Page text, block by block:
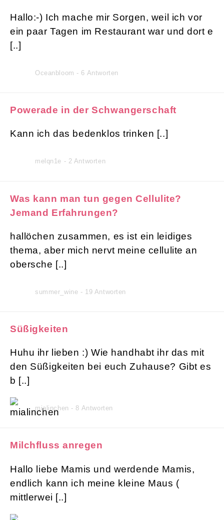
Hallo:-) Ich mache mir Sorgen, weil ich vor
ein paar Tagen im Restaurant war und dort e
[..]
Oceanbloom - 6 Antworten
Powerade in der Schwangerschaft
Kann ich das bedenklos trinken [..]
melqn1e - 2 Antworten
Was kann man tun gegen Cellulite?
Jemand Erfahrungen?
hallöchen zusammen, es ist ein leidiges
thema, aber mich nervt meine cellulite an
obersche [..]
summer_wine - 19 Antworten
Süßigkeiten
Huhu ihr lieben :) Wie handhabt ihr das mit
den Süßigkeiten bei euch Zuhause? Gibt es
b [..]
mialinchen - 8 Antworten
Milchfluss anregen
Hallo liebe Mamis und werdende Mamis,
endlich kann ich meine kleine Maus (
mittlerwei [..]